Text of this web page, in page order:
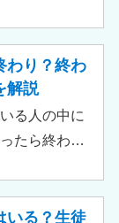
もありま
高卒資格を
、個別の学
セラーによ
厚い支援が
、サポート
わり？終わ
解説
る人の中に
たら終わ
いでしょう
いる？生徒